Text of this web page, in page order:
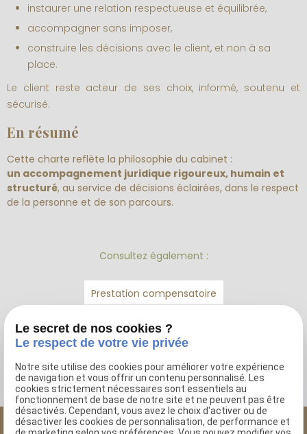
instaurer une relation respectueuse et équilibrée,
accompagner sans imposer,
construire les décisions avec le client, et non à sa
place.
Le client reste acteur de ses choix, informé, soutenu et
sécurisé.
En résumé
Cette charte reflète la philosophie du cabinet :
un accompagnement juridique rigoureux, humain et
structuré, au service de décisions éclairées, dans le respect
de la personne et de son parcours.
Consultez également :
Prestation compensatoire
Accidents médicaux
Le secret de nos cookies ?
Le respect de votre vie privée
Notre site utilise des cookies pour améliorer votre expérience
de navigation et vous offrir un contenu personnalisé. Les
cookies strictement nécessaires sont essentiels au
fonctionnement de base de notre site et ne peuvent pas être
désactivés. Cependant, vous avez le choix d'activer ou de
désactiver les cookies de personnalisation, de performance et